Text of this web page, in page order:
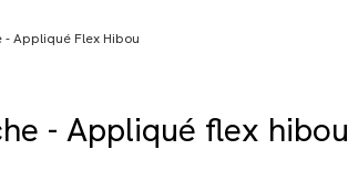
- Appliqué Flex Hibou
- Appliqué flex hibou